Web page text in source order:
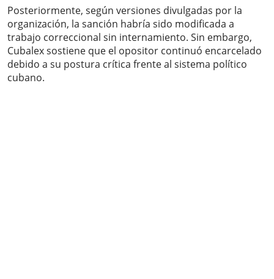
Posteriormente, según versiones divulgadas por la
organización, la sanción habría sido modificada a
trabajo correccional sin internamiento. Sin embargo,
Cubalex sostiene que el opositor continuó encarcelado
debido a su postura crítica frente al sistema político
cubano.